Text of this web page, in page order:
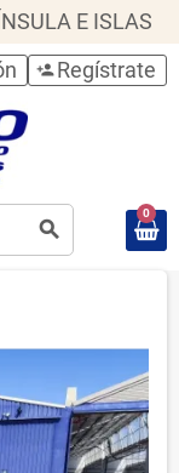
E ISLAS
search
person_add Regístrate
0